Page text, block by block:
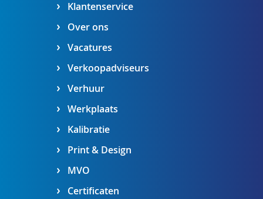
Klantenservice
Over ons
Vacatures
Verkoopadviseurs
Verhuur
Werkplaats
Kalibratie
Print & Design
MVO
Certificaten